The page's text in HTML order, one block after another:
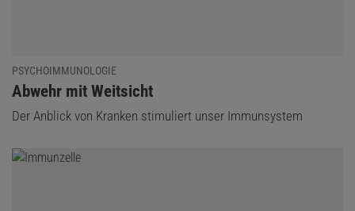
PSYCHOIMMUNOLOGIE
:
Abwehr mit Weitsicht
Der Anblick von Kranken stimuliert unser Immunsystem